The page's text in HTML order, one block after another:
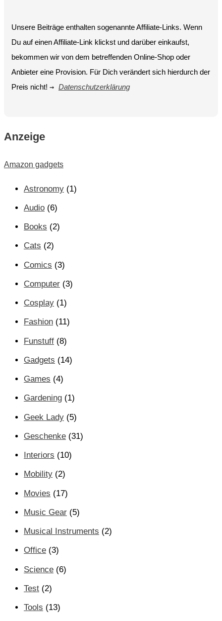
Unsere Beiträge enthalten sogenannte Affiliate-Links. Wenn
Du auf einen Affiliate-Link klickst und darüber einkaufst,
bekommen wir von dem betreffenden Online-Shop oder
Anbieter eine Provision. Für Dich verändert sich hierdurch der
Preis nicht! → Datenschutzerklärung
Anzeige
Amazon gadgets
Astronomy (1)
Audio (6)
Books (2)
Cats (2)
Comics (3)
Computer (3)
Cosplay (1)
Fashion (11)
Funstuff (8)
Gadgets (14)
Games (4)
Gardening (1)
Geek Lady (5)
Geschenke (31)
Interiors (10)
Mobility (2)
Movies (17)
Music Gear (5)
Musical Instruments (2)
Office (3)
Science (6)
Test (2)
Tools (13)